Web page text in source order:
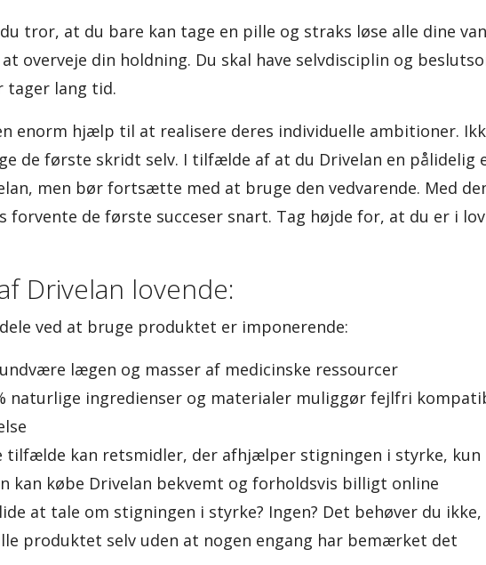
tror, at du bare kan tage en pille og straks løse alle dine
overveje din holdning. Du skal have selvdisciplin og
tager lang tid.
enorm hjælp til at realisere deres individuelle ambitioner.
de første skridt selv. I tilfælde af at du Drivelan en pålidelig
men bør fortsætte med at bruge den vedvarende. Med
forvente de første succeser snart. Tag højde for, at du er i
Drivelan lovende:
ved at bruge produktet er imponerende:
lægen og masser af medicinske ressourcer
naturlige ingredienser og materialer muliggør fejlfri
tilfælde kan retsmidler, der afhjælper stigningen i styrke, kun
kan købe Drivelan bekvemt og forholdsvis billigt online
at tale om stigningen i styrke? Ingen? Det behøver du
produktet selv uden at nogen engang har bemærket det